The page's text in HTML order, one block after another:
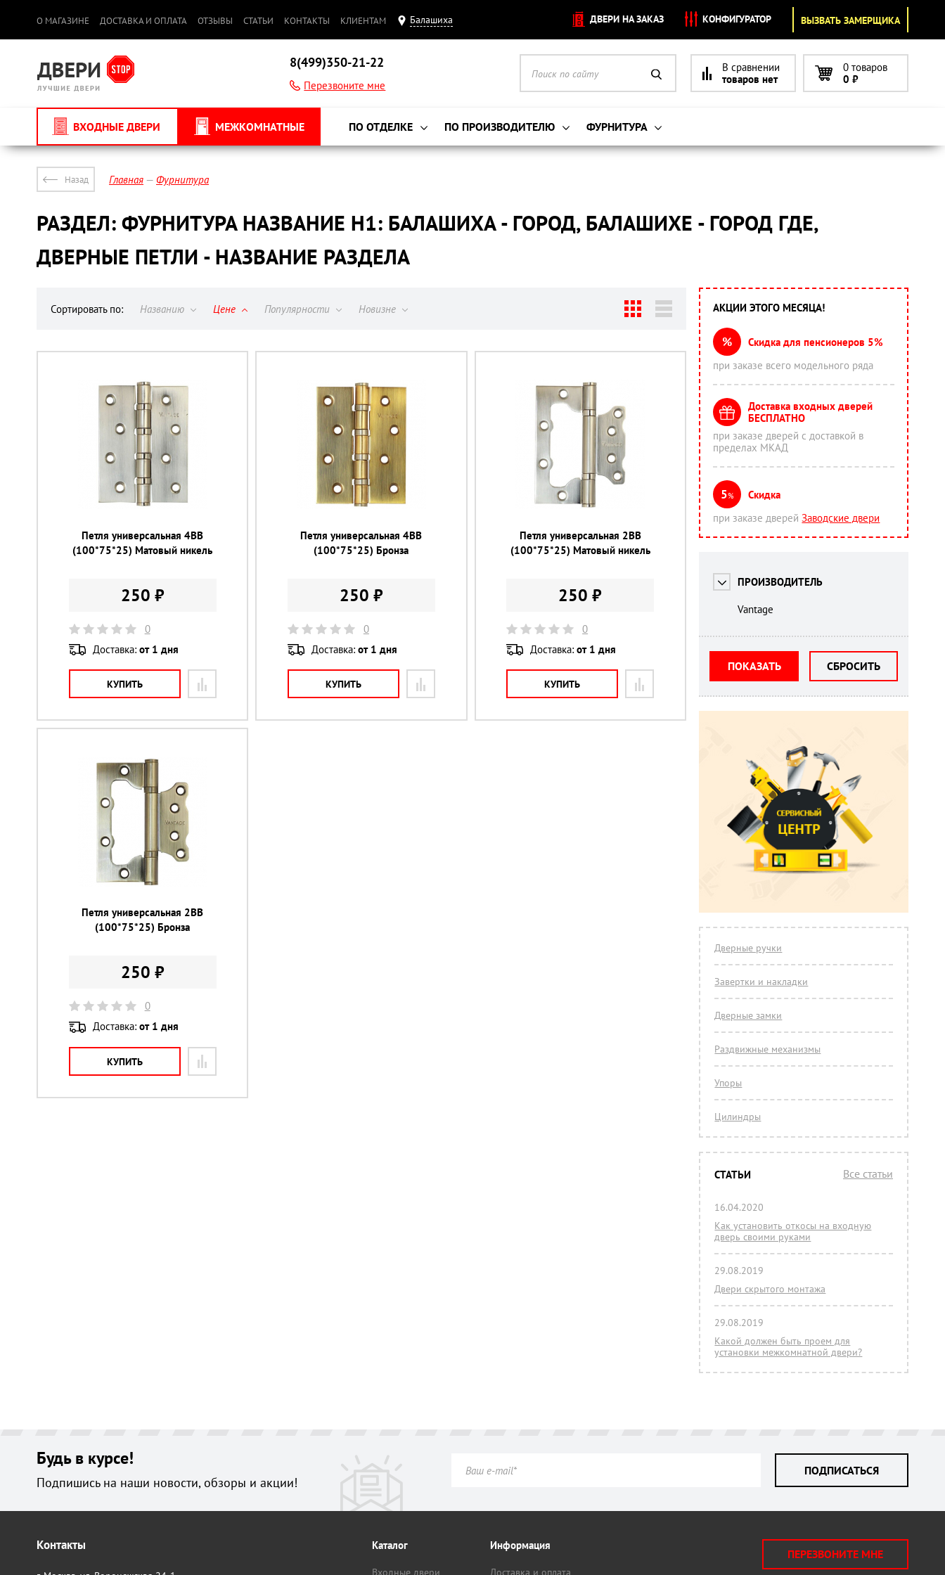
О МАГАЗИНЕ ДОСТАВКА И ОПЛАТА ОТЗЫВЫ СТАТЬИ КОНТАКТЫ КЛИЕНТАМ Балашиха ДВЕРИ НА ЗАКАЗ КОНФИГУРАТОР ВЫЗВАТЬ ЗАМЕРЩИКА
8(499)350-21-22
Перезвоните мне
В сравнении
товаров нет
0 товаров
0 ₽
ВХОДНЫЕ ДВЕРИ МЕЖКОМНАТНЫЕ ПО ОТДЕЛКЕ ПО ПРОИЗВОДИТЕЛЮ ФУРНИТУРА
Назад Главная Фурнитура
РАЗДЕЛ: ФУРНИТУРА НАЗВАНИЕ H1: БАЛАШИХА - ГОРОД, БАЛАШИХЕ - ГОРОД ГДЕ,
ДВЕРНЫЕ ПЕТЛИ - НАЗВАНИЕ РАЗДЕЛА
Сортировать по: Названию Цене Популярности Новизне
Петля универсальная 4ВВ
(100*75*25) Матовый никель
250 ₽
0
Доставка: от 1 дня
КУПИТЬ
Петля универсальная 4ВВ
(100*75*25) Бронза
250 ₽
0
Доставка: от 1 дня
КУПИТЬ
Петля универсальная 2ВВ
(100*75*25) Матовый никель
250 ₽
0
Доставка:от 1 дня
КУПИТЬ
Петля универсальная 2ВВ
(100*75*25) Бронза
250 ₽
0
Доставка: от 1 дня
КУПИТЬ
АКЦИИ ЭТОГО МЕСЯЦА!
%
Скидка для пенсионеров 5%
при заказе всего модельного ряда
Доставка входных дверей
БЕСПЛАТНО
при заказе дверей с доставкой в
пределах МКАД
5%
Скидка
при заказе дверейЗаводские двери
ПРОИЗВОДИТЕЛЬ
Vantage
ПОКАЗАТЬ СБРОСИТЬ
Дверные ручки
Завертки и накладки
Дверные замки
Раздвижные механизмы
Упоры
Цилиндры
СТАТЬИ Все статьи
16.04.2020
Как установить откосы на входную
дверь своими руками
29.08.2019
Двери скрытого монтажа
29.08.2019
Какой должен быть проем для
установки межкомнатной двери?
Будь в курсе!
Подпишись на наши новости, обзоры и акции!
ПОДПИСАТЬСЯ
Контакты Каталог
Входные двери
Информация
Доставка и оплата
ПЕРЕЗВОНИТЕ МНЕ